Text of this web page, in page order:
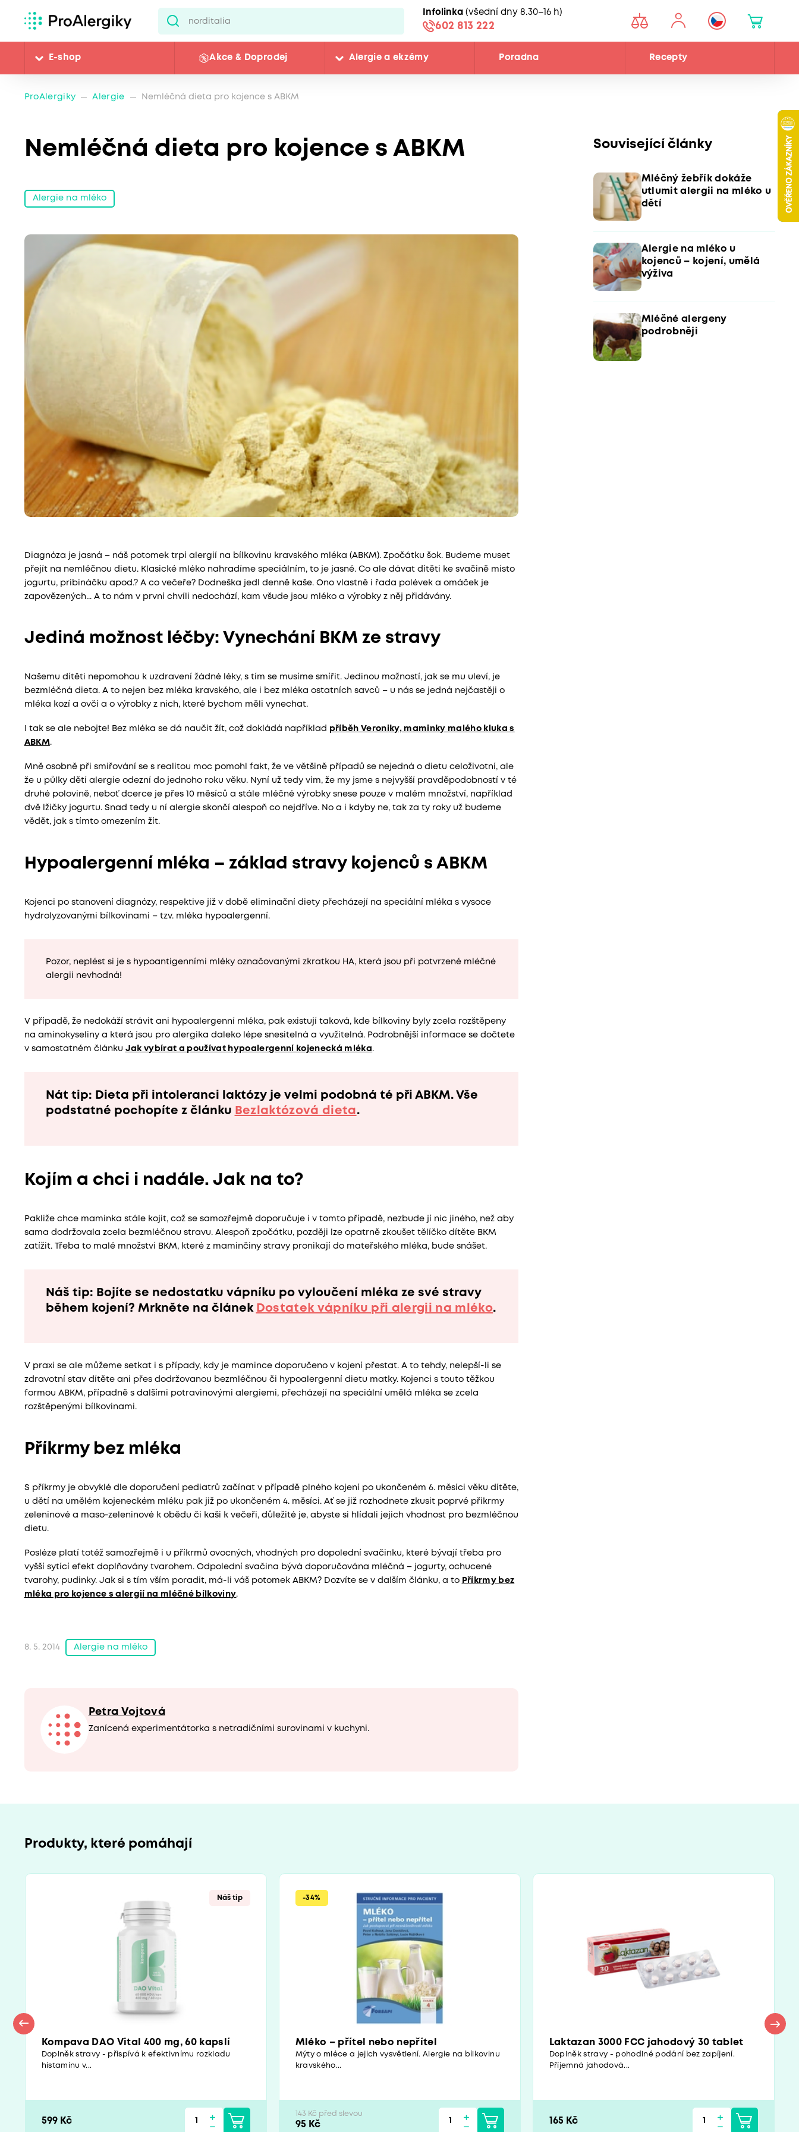
Infolinka (všední dny 8.30–16 h)
602 813 222
E-shop Akce & Doprodej Alergie a ekzémy Poradna Recepty
ProAlergiky Alergie Nemléčná dieta pro kojence s ABKM
Nemléčná dieta pro kojence s ABKM
Alergie na mléko
Diagnóza je jasná – náš potomek trpí alergií na bílkovinu kravského mléka (ABKM). Zpočátku šok. Budeme muset
přejít na nemléčnou dietu. Klasické mléko nahradíme speciálním, to je jasné. Co ale dávat dítěti ke svačině místo
jogurtu, pribináčku apod.? A co večeře? Dodneška jedl denně kaše. Ono vlastně i řada polévek a omáček je
zapovězených... A to nám v první chvíli nedochází, kam všude jsou mléko a výrobky z něj přidávány.
Jediná možnost léčby: Vynechání BKM ze stravy
Našemu dítěti nepomohou k uzdravení žádné léky, s tím se musíme smířit. Jedinou možností, jak se mu uleví, je
bezmléčná dieta. A to nejen bez mléka kravského, ale i bez mléka ostatních savců – u nás se jedná nejčastěji o
mléka kozí a ovčí a o výrobky z nich, které bychom měli vynechat.
I tak se ale nebojte! Bez mléka se dá naučit žít, což dokládá například
příběh Veroniky, maminky malého kluka s
ABKM.
Mně osobně při smiřování se s realitou moc pomohl fakt, že ve většině případů se nejedná o dietu celoživotní, ale
že u půlky dětí alergie odezní do jednoho roku věku. Nyní už tedy vím, že my jsme s nejvyšší pravděpodobností v té
druhé polovině, neboť dcerce je přes 10 měsíců a stále mléčné výrobky snese pouze v malém množství, například
dvě lžičky jogurtu. Snad tedy u ní alergie skončí alespoň co nejdříve. No a i kdyby ne, tak za ty roky už budeme
vědět, jak s tímto omezením žít.
Hypoalergenní mléka – základ stravy kojenců s ABKM
Kojenci po stanovení diagnózy, respektive již v době eliminační diety přecházejí na speciální mléka s vysoce
hydrolyzovanými bílkovinami – tzv. mléka hypoalergenní.
Pozor, neplést si je s hypoantigenními mléky označovanými zkratkou HA, která jsou při potvrzené mléčné
alergii nevhodná!
V případě, že nedokáží strávit ani hypoalergenní mléka, pak existují taková, kde bílkoviny byly zcela rozštěpeny
na aminokyseliny a která jsou pro alergika daleko lépe snesitelná a využitelná. Podrobnější informace se dočtete
v samostatném článku Jak vybírat a používat hypoalergenní kojenecká mléka.
Nát tip: Dieta při intoleranci laktózy je velmi podobná té při ABKM. Vše
podstatné pochopíte z článku Bezlaktózová dieta.
Kojím a chci i nadále. Jak na to?
Pakliže chce maminka stále kojit, což se samozřejmě doporučuje i v tomto případě, nezbude jí nic jiného, než aby
sama dodržovala zcela bezmléčnou stravu. Alespoň zpočátku, později lze opatrně zkoušet tělíčko dítěte BKM
zatížit. Třeba to malé množství BKM, které z maminčiny stravy pronikají do mateřského mléka, bude snášet.
Náš tip: Bojíte se nedostatku vápníku po vyloučení mléka ze své stravy
během kojení? Mrkněte na článek Dostatek vápníku při alergii na mléko.
V praxi se ale můžeme setkat i s případy, kdy je mamince doporučeno v kojení přestat. A to tehdy, nelepší-li se
zdravotní stav dítěte ani přes dodržovanou bezmléčnou či hypoalergenní dietu matky. Kojenci s touto těžkou
formou ABKM, případně s dalšími potravinovými alergiemi, přecházejí na speciální umělá mléka se zcela
rozštěpenými bílkovinami.
Příkrmy bez mléka
S příkrmy je obvyklé dle doporučení pediatrů začínat v případě plného kojení po ukončeném 6. měsíci věku dítěte,
u dětí na umělém kojeneckém mléku pak již po ukončeném 4. měsíci. Ať se již rozhodnete zkusit poprvé příkrmy
zeleninové a maso-zeleninové k obědu či kaši k večeři, důležité je, abyste si hlídali jejich vhodnost pro bezmléčnou
dietu.
Posléze platí totéž samozřejmě i u příkrmů ovocných, vhodných pro dopolední svačinku, které bývají třeba pro
vyšší sytící efekt doplňovány tvarohem. Odpolední svačina bývá doporučována mléčná – jogurty, ochucené
tvarohy, pudinky. Jak si s tím vším poradit, má-li váš potomek ABKM? Dozvíte se v dalším článku, a to Příkrmy bez
mléka pro kojence s alergií na mléčné bílkoviny.
8. 5. 2014 Alergie na mléko
Petra Vojtová
Zanícená experimentátorka s netradičními surovinami v kuchyni.
Související články
Mléčný žebřík dokáže
utlumit alergii na mléko u
dětí
Alergie na mléko u
kojenců – kojení, umělá
výživa
Mléčné alergeny
podrobněji
Produkty, které pomáhají
Náš tip
Kompava DAO Vital 400 mg, 60 kapslí
Doplněk stravy - přispívá k efektivnímu rozkladu
histaminu v...
599 Kč
-34%
Mléko – přítel nebo nepřítel
Mýty o mléce a jejich vysvětlení. Alergie na bílkovinu
kravského...
143 Kč před slevou
95 Kč
Laktazan 3000 FCC jahodový 30 tablet
Doplněk stravy - pohodlné podání bez zapíjení.
Příjemná jahodová...
165 Kč